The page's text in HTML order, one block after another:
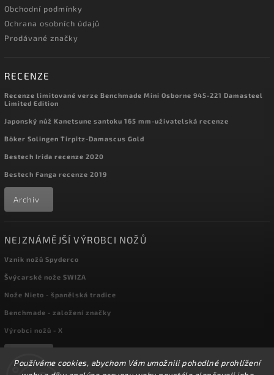
Používáme cookies, abychom Vám umožnili pohodlné prohlížení
Obchodní podmínky
Ochrana osobních údajů
Prodávané značky
RECENZE
Recenze limitované verze Benchmade Mini Osborne 945-221 Damasteel
Limited Edition
Japonský nůž Kanetsune santoku 165 mm-uživatelská recenze
Böker Solingen Tirpitz-Damascus Gold
Bestech Irida recenze 2020
Bestech Fanga recenze 2019
Archiv
NEJZNÁMĚJŠÍ VÝROBCI NOŽŮ
Vznik nožů Spyderco
Švýcarské nože SWIZA
Nože Nieto - španělská tradice
Benchmade - založení značky
Výrobci nožů - X